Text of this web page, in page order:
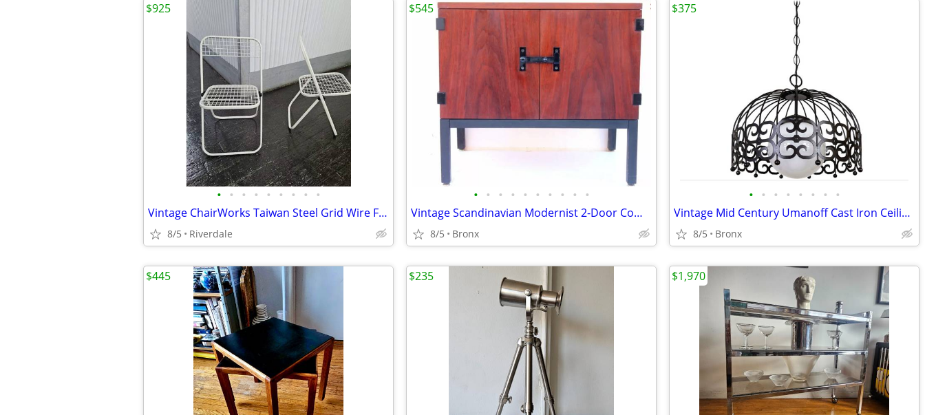
• • • • • • • • •
Vintage ChairWorks Taiwan Steel Grid Wire Folding Chairs -x6
8/5 Riverdale
$925
• • • • • • • • • •
Vintage Scandinavian Modernist 2-Door Compact LP Cabinet Table
8/5 Bronx
$545
• • • • • • • •
Vintage Mid Century Umanoff Cast Iron Ceiling Pendant Light
8/5 Bronx
$375
$445 $235 $1,970